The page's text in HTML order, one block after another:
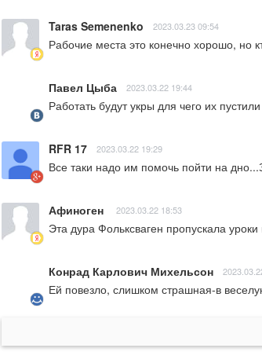
Taras Semenenko 2023.03.23 09:54
Рабочие места это конечно хорошо, но
Павел Цыба 2023.03.22 19:44
Работать будут укры для чего их
RFR 17 2023.03.22 19:29
Все таки надо им помочь пойти на
Афиноген 2023.03.22 18:53
Эта дура Фольксваген пропускала
Конрад Карлович Михельсон
Ей повезло, слишком страшная-в